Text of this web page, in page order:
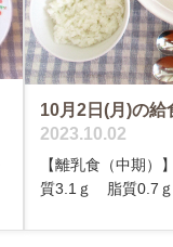
10月2日(月)の給
2023.10.02
【離乳食（中期
質3.1ｇ 脂質0.7ｇ